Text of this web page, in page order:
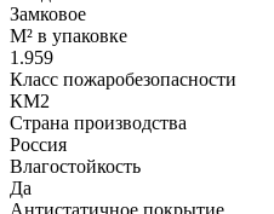
Замковое
М² в упаковке
1.959
Класс пожаробезопасности
КМ2
Страна производства
Россия
Влагостойкость
Да
Антистатичное покрытие